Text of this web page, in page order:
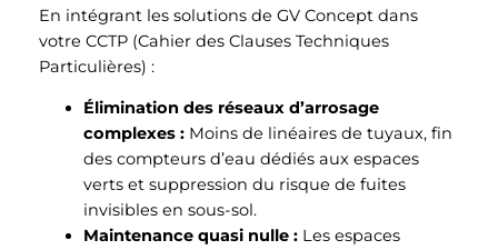
En intégrant les solutions de GV Concept dans
votre CCTP (Cahier des Clauses Techniques
Particulières) :
Élimination des réseaux d’arrosage
complexes :Moins de linéaires de tuyaux, fin
des compteurs d’eau dédiés aux espaces
verts et suppression du risque de fuites
invisibles en sous-sol.
Maintenance quasi nulle :Les espaces